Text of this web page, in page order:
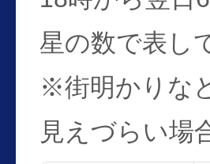
星の数で表し
※街明かりな
見えづらい場